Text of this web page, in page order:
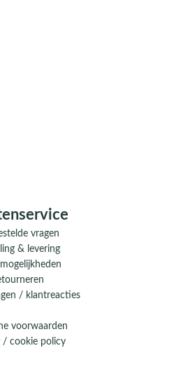
vragen
& levering
/ klantreacties
voorwaarden
/ cookie policy